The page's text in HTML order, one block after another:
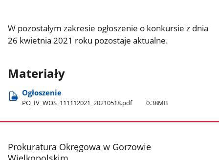
W pozostałym zakresie ogłoszenie o konkursie z dnia
26 kwietnia 2021 roku pozostaje aktualne.
Materiały
Ogłoszenie
PO​_IV​_WOS​_111112021​_20210518.pdf 0.38MB
stopka
Prokuratura Okręgowa w Gorzowie